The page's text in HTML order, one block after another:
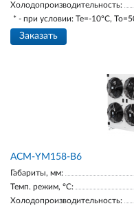
Холодопроизводительность:
* - при условии: Te=-10ºC,
Заказать
АСМ-YM158-В6
Габариты, мм:
Темп. режим, °С:
Холодопроизводительность: